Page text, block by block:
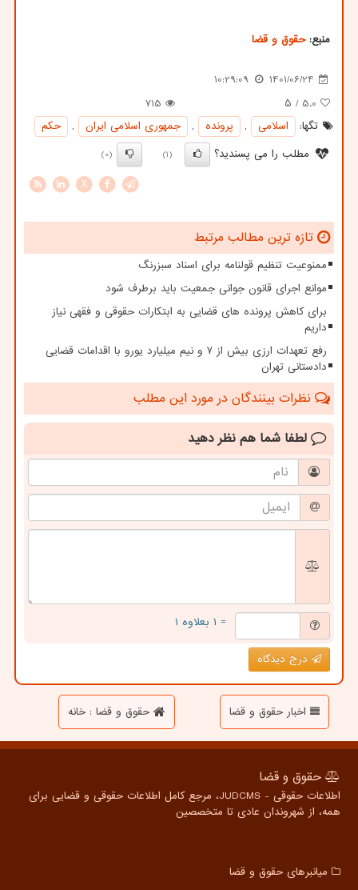
منبع:حقوق و قضا
1401/06/24
10:29:09
5.0 / ۵
715
تگها:
اسلامی , پرونده , جمهوری اسلامی ایران ,
حكم
مطلب را می پسندید؟
(1)
(0)
X
تازه ترین مطالب مرتبط
ممنوعیت تنظیم قولنامه برای اسناد سبزرنگ
موانع اجرای قانون جوانی جمعیت باید برطرف شود
برای کاهش پرونده های قضایی به ابتکارات حقوقی و فقهی نیاز
داریم
رفع تعهدات ارزی بیش از ۷ و نیم میلیارد یورو با اقدامات قضایی
دادستانی تهران
نظرات بینندگان در مورد این مطلب
لطفا شما هم نظر دهید
= ۱ بعلاوه ۱
درج دیدگاه
اخبار حقوق و قضا حقوق و قضا : خانه
حقوق و قضا
اطلاعات حقوقی - JUDCMS، مرجع کامل اطلاعات حقوقی و قضایی برای
همه، از شهروندان عادی تا متخصصین
میانبرهای حقوق و قضا